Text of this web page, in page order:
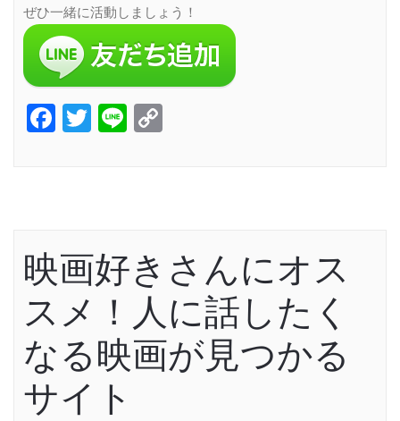
ぜひ一緒に活動しましょう！
Facebook
Twitter
Line
映画好きさんにオス
スメ！人に話したく
なる映画が見つかる
サイト